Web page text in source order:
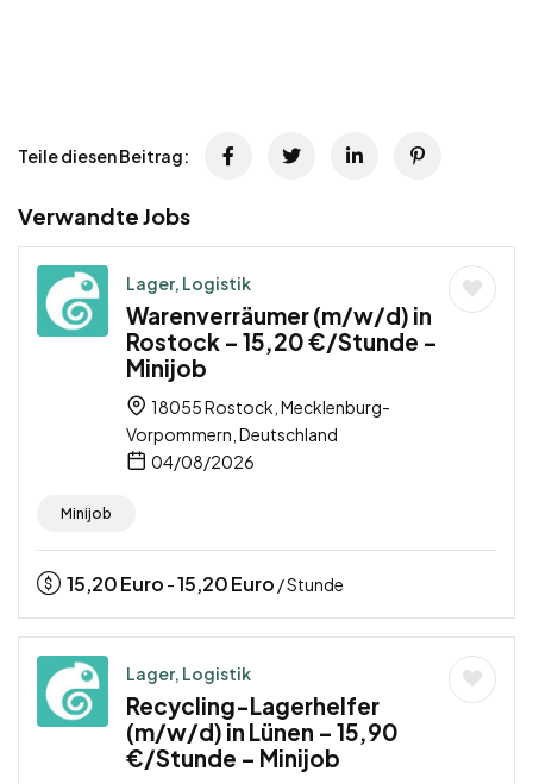
Teile diesen Beitrag:
Verwandte Jobs
Lager, Logistik
Warenverräumer (m/w/d) in
Rostock – 15,20 €/Stunde –
Minijob
18055 Rostock, Mecklenburg-
Vorpommern, Deutschland
04/08/2026
Minijob
15,20Euro -15,20Euro / Stunde
Lager, Logistik
Recycling-Lagerhelfer
(m/w/d) in Lünen – 15,90
€/Stunde – Minijob